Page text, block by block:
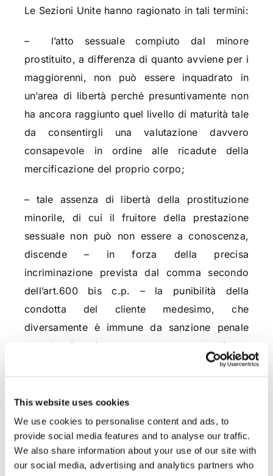
This website uses cookies
We use cookies to personalise content and ads, to
provide social media features and to analyse our traffic.
We also share information about your use of our site with
our social media, advertising and analytics partners who
Le Sezioni Unite hanno ragionato in tali termini:
– l’atto sessuale compiuto dal minore
prostituito, a differenza di quanto avviene per i
maggiorenni, non può essere inquadrato in
un’area di libertà perché presuntivamente non
ha ancora raggiunto quel livello di maturità tale
da consentirgli una valutazione davvero
consapevole in ordine alle ricadute della
mercificazione del proprio corpo;
– tale assenza di libertà della prostituzione
minorile, di cui il fruitore della prestazione
sessuale non può non essere a conoscenza,
discende – in forza della precisa
incriminazione prevista dal comma secondo
dell’art.600 bis c.p. – la punibilità della
condotta del cliente medesimo, che
diversamente è immune da sanzione penale
quando viene in rapporto, sempre da cliente,
con la prostituzione del soggetto adulto;
si pone – infatti – dal lato dell’offerta del sesso
mercenario e non della domanda, sicché la
basilare distinzione fra induttore e cliente deve